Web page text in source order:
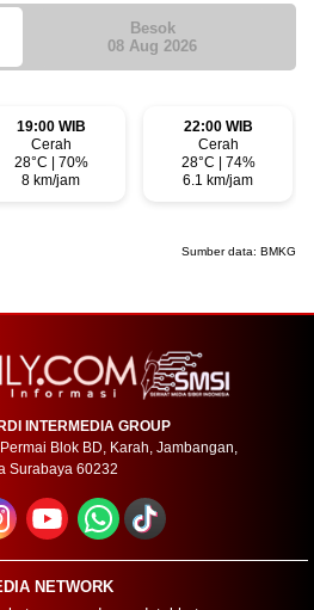
Besok
08 Aug 2026
19:00 WIB
Cerah
28°C | 70%
8 km/jam
22:00 WIB
Cerah
28°C | 74%
6.1 km/jam
Sumber data: BMKG
INTERMEDIA GROUP
Blok BD, Karah, Jambangan,
Surabaya 60232
NETWORK